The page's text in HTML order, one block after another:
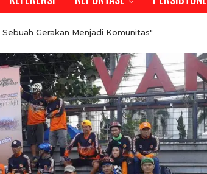
Gerakan Menjadi Komunitas"
REPORTASE